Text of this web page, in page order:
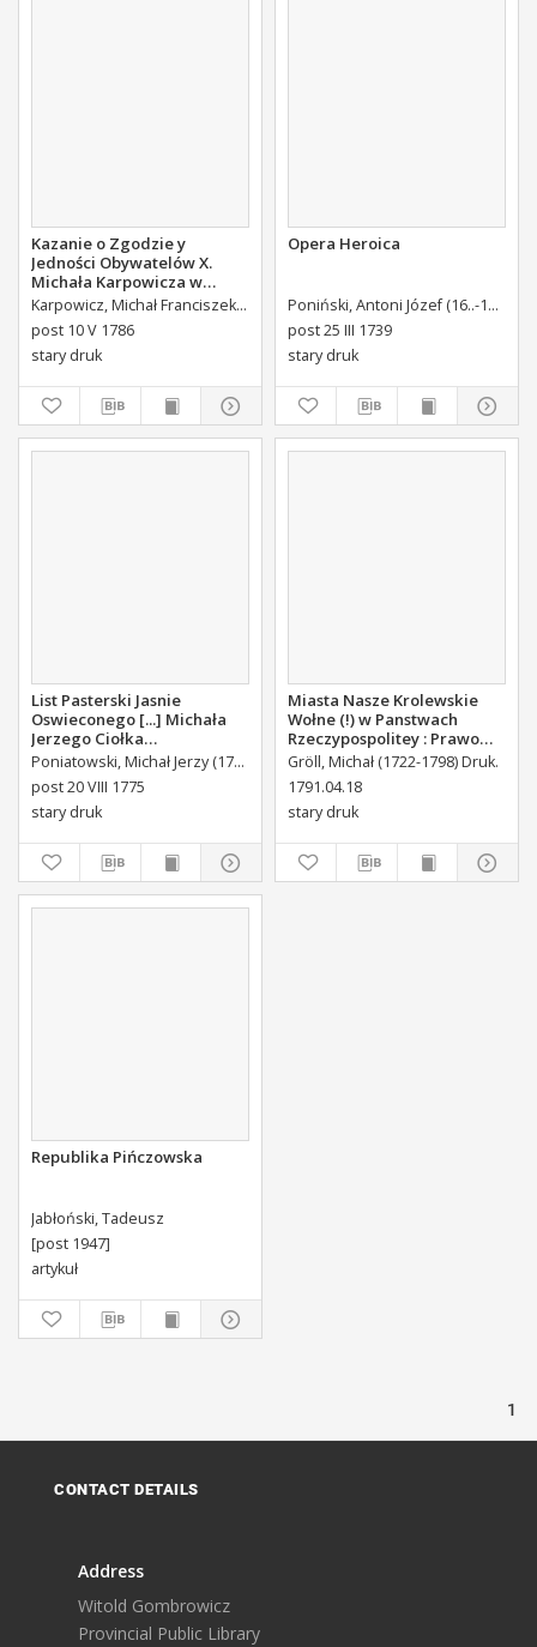
Kazanie o Zgodzie y
Jedności Obywatelów X.
Michała Karpowicza w
Uroczystosc Imienin [...]
Stanisława Augusta Krola
Miane [...].
Karpowicz, Michał Franciszek (1744-1803)
post 10 V 1786
stary druk
Opera Heroica
Poniński, Antoni Józef (16..-1742).
post 25 III 1739
stary druk
List Pasterski Jasnie
Oswieconego [...] Michała
Jerzego Ciołka
Poniatowskiego Biskupa
Płockiego Xiązęcia
Pułtuskiego [...] Do Oboyga
Stanu Tak Duchownego,
Swoiey Roku Panskiego
1775 [...] Wydany.
Poniatowski, Michał Jerzy (1736-1794)
post 20 VIII 1775
stary druk
Miasta Nasze Krolewskie
Wołne (!) w Panstwach
Rzeczypospolitey : Prawo
uchwalone Dnia 18.
kwietnia 1791.
Gröll, Michał (1722-1798) Druk.
1791.04.18
stary druk
Republika Pińczowska
Jabłoński, Tadeusz
[post 1947]
artykuł
1
CONTACT DETAILS
Address
Witold Gombrowicz
Provincial Public Library